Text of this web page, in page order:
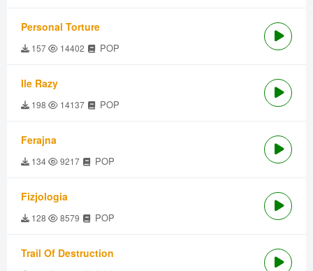
Personal Torture
157 14402 POP
Ile Razy
198 14137 POP
Ferajna
134 9217 POP
Fizjologia
128 8579 POP
Trail Of Destruction